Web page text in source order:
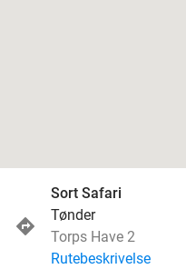
Sort Safari
Tønder
Torps Have 2
Rutebeskrivelse